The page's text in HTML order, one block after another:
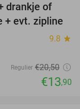
32%
drankje of
+ evt. zipline
9.8 star
Regulier €20,50
€13,90